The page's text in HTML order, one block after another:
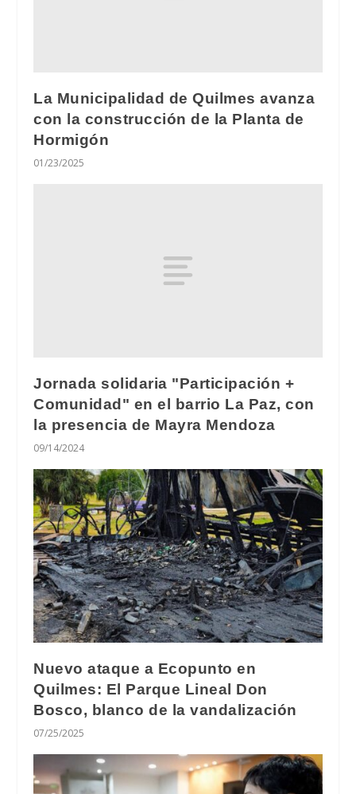
La Municipalidad de Quilmes avanza
con la construcción de la Planta de
Hormigón
01/23/2025
Jornada solidaria "Participación +
Comunidad" en el barrio La Paz, con
la presencia de Mayra Mendoza
09/14/2024
Nuevo ataque a Ecopunto en
Quilmes: El Parque Lineal Don
Bosco, blanco de la vandalización
07/25/2025